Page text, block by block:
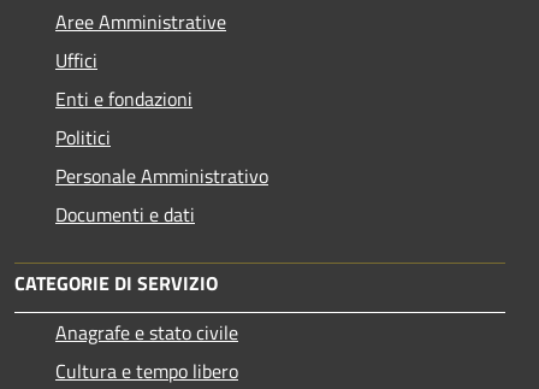
Aree Amministrative
Uffici
Enti e fondazioni
Politici
Personale Amministrativo
Documenti e dati
CATEGORIE DI SERVIZIO
Anagrafe e stato civile
Cultura e tempo libero